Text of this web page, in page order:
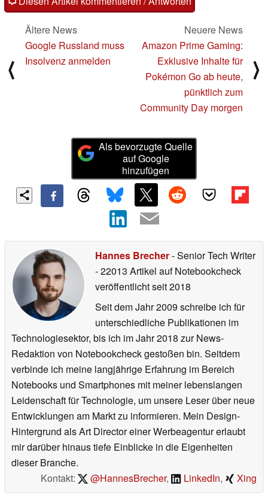
⟨
Ältere News
Google Russland muss
Insolvenz anmelden
Neuere News
Amazon Prime Gaming:
Exklusive Inhalte für
Pokémon Go ab heute,
pünktlich zum
Community Day morgen
⟩
Als bevorzugte Quelle
auf Google
hinzufügen
Hannes Brecher- Senior Tech Writer
- 22013 Artikel auf Notebookcheck
veröffentlichtseit 2018
Seit dem Jahr 2009 schreibe ich für
unterschiedliche Publikationen im
Technologiesektor, bis ich im Jahr 2018 zur News-
Redaktion von Notebookcheck gestoßen bin. Seitdem
verbinde ich meine langjährige Erfahrung im Bereich
Notebooks und Smartphones mit meiner lebenslangen
Leidenschaft für Technologie, um unsere Leser über neue
Entwicklungen am Markt zu informieren. Mein Design-
Hintergrund als Art Director einer Werbeagentur erlaubt
mir darüber hinaus tiefe Einblicke in die Eigenheiten
dieser Branche.
Kontakt:
@HannesBrecher, LinkedIn, Xing